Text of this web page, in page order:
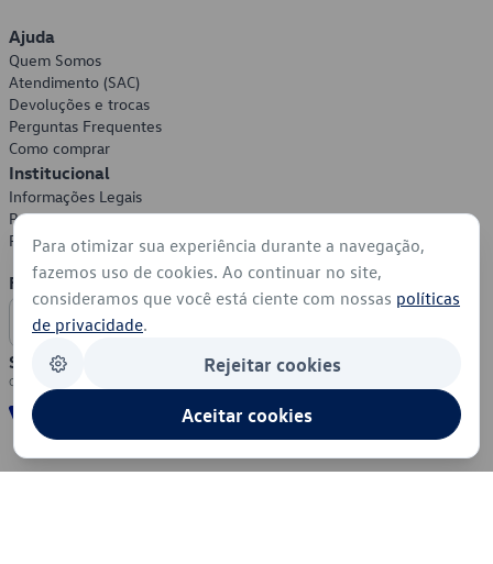
Ajuda
Quem Somos
Atendimento (SAC)
Devoluções e trocas
Perguntas Frequentes
Como comprar
Institucional
Informações Legais
Política de Privacidade
Política de Cookies
Formas de Pagamento
Segurança
Para otimizar sua experiência durante a navegação,
fazemos uso de cookies. Ao continuar no site,
consideramos que você está ciente com nossas políticas
de privacidade.
Rejeitar cookies
Aceitar cookies